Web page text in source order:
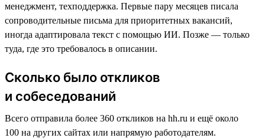
менеджмент, техподдержка. Первые пару месяцев писала
сопроводительные письма для приоритетных вакансий,
иногда адаптировала текст с помощью ИИ. Позже — только
туда, где это требовалось в описании.
Сколько было откликов
и собеседований
Всего отправила более 360 откликов на hh.ru и ещё около
100 на других сайтах или напрямую работодателям.